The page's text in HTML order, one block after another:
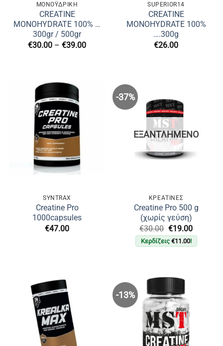
ΜΟΝΟΫΔΡΙΚΉ
CREATINE
MONOHYDRATE 100% …
300gr / 500gr
€30.00 – €39.00Price
SUPERIOR14
CREATINE
MONOHYDRATE 100%
….300g
€26.00
SYNTRAX
Creatine Pro
1000capsules
€47.00
-37%
ΕΞΑΝΤΛΗΜΈΝΟ
ΚΡΕΑΤΙΝΕΣ
Creatine Pro 500 g
(χωρίς γεύση)
€30.00 Original
price
was:
€19.00Η
Κερδίζεις €11.00!
-13%